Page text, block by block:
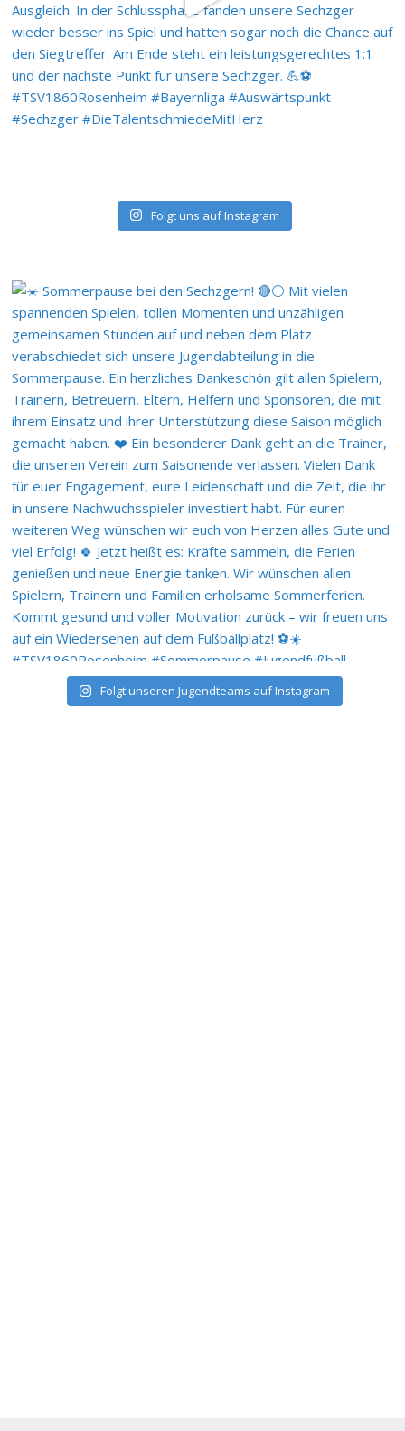
Folgt uns auf Instagram
Folgt unseren Jugendteams auf Instagram